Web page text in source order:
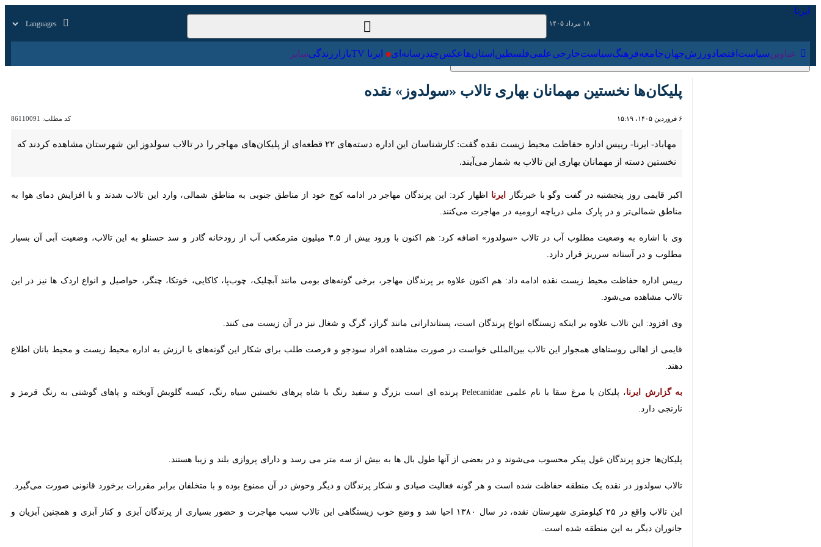
عناوین‌ سیاست اقتصاد ورزش جهان جامعه فرهنگ سیاست‌خارجی علمی فلسطین استان‌ها عکس چندرسانه‌ای ایرنا TV
پلیکان‌ها نخستین مهمانان بهاری تالاب «سولدوز» نقده
کد مطلب: 86110091
مهاباد- ایرنا- رییس اداره حفاظت محیط زیست نقده گفت: کارشناسان این اداره دسته‌های ۲۲ قطعه‌ای از پلیکان‌های مهاجر را در تالاب سولدوز این شهرستان مشاهده کردند که نخستین دسته
از مهمانان بهاری این تالاب به شمار می‌آیند.
اکبر قایمی روز پنجشنبه در گفت‌ وگو با خبرنگار ایرنااظهار کرد: این پرندگان مهاجر در ادامه کوچ خود از مناطق جنوبی به مناطق شمالی، وارد این تالاب شدند و با افزایش دمای هوا به مناطق
شمالی‌تر و در پارک ملی دریاچه ارومیه در مهاجرت می‌کنند.
وی با اشاره به وضعیت مطلوب آب در تالاب «سولدوز» اضافه کرد: هم اکنون با ورود بیش از ۳.۵ میلیون مترمکعب آب از رودخانه گادر و سد حسنلو به این تالاب، وضعیت آبی آن بسیار مطلوب
و در آستانه سرریز قرار دارد.
رییس اداره حفاظت محیط زیست نقده ادامه داد: هم اکنون علاوه بر پرندگان مهاجر، برخی گونه‌های بومی مانند آبچلیک، چوب‌پا، کاکایی، خوتکا، چنگر، حواصیل و انواع اردک ها نیز در این تالاب
مشاهده می‌شود.
وی افزود: این تالاب علاوه بر اینکه زیستگاه انواع پرندگان است، پستاندارانی مانند گراز، گرگ و شغال نیز در آن زیست می کنند.
قایمی از اهالی روستاهای همجوار این تالاب بین‌المللی خواست در صورت مشاهده افراد سودجو و فرصت طلب برای شکار این گونه‌های با ارزش به اداره محیط زیست و محیط بانان اطلاع
دهند.
به گزارش ایرنا
، پلیکان یا مرغ سقا با نام علمی Pelecanidae پرنده ای است بزرگ و سفید رنگ با شاه پرهای نخستین سیاه رنگ، کیسه گلویش آویخته و پاهای گوشتی به رنگ قرمز و نارنجی
دارد.
پلیکان‌ها جزو پرندگان غول پیکر محسوب می‌شوند و در بعضی از آنها طول بال ها به بیش از سه متر می رسد و دارای پروازی بلند و زیبا هستند.
تالاب سولدوز در نقده یک منطقه حفاظت شده است و هر گونه فعالیت صیادی و شکار پرندگان و دیگر وحوش در آن ممنوع بوده و با متخلفان برابر مقررات برخورد قانونی صورت می‌گیرد.
این تالاب واقع در ۲۵ کیلومتری شهرستان نقده، در سال ۱۳۸۰ احیا شد و وضع خوب زیستگاهی این تالاب سبب مهاجرت و حضور بسیاری از پرندگان آبزی و کنار آبزی و همچنین آبزیان و جانوران
دیگر به این منطقه شده است.